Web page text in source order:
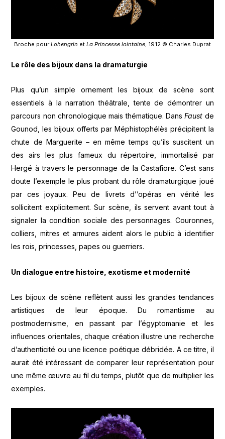
Broche pourLohengrin et La Princesse lointaine, 1912 © Charles Duprat
Le rôle des bijoux dans la dramaturgie
Plus qu’un simple ornement les bijoux de scène sont
essentiels à la narration théâtrale, tente de démontrer un
parcours non chronologique mais thématique. Dans Faust de
Gounod, les bijoux offerts par Méphistophélès précipitent la
chute de Marguerite – en même temps qu’ils suscitent un
des airs les plus fameux du répertoire, immortalisé par
Hergé à travers le personnage de la Castafiore. C’est sans
doute l’exemple le plus probant du rôle dramaturgique joué
par ces joyaux. Peu de livrets d’’opéras en vérité les
sollicitent explicitement. Sur scène, ils servent avant tout à
signaler la condition sociale des personnages. Couronnes,
colliers, mitres et armures aident alors le public à identifier
les rois, princesses, papes ou guerriers.
Un dialogue entre histoire, exotisme et modernité
Les bijoux de scène reflètent aussi les grandes tendances
artistiques de leur époque. Du romantisme au
postmodernisme, en passant par l’égyptomanie et les
influences orientales, chaque création illustre une recherche
d’authenticité ou une licence poétique débridée. A ce titre, il
aurait été intéressant de comparer leur représentation pour
une même œuvre au fil du temps, plutôt que de multiplier les
exemples.